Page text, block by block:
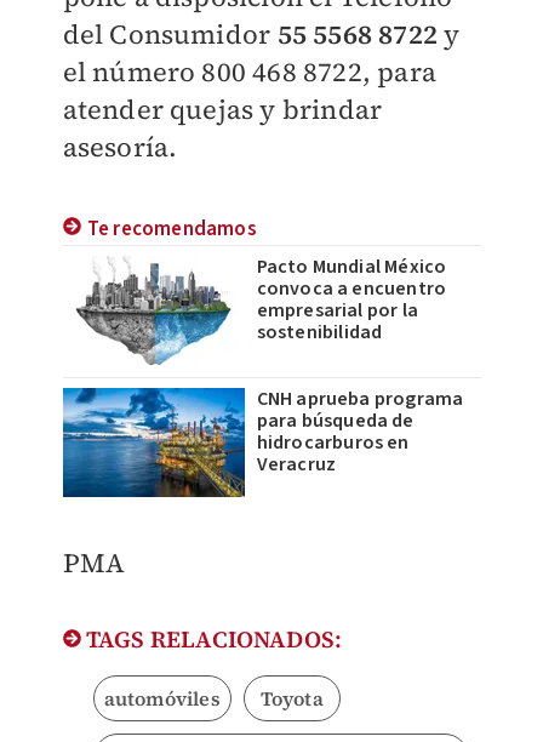
del Consumidor 55 5568 8722y
el número 800 468 8722, para
atender quejas y brindar
asesoría.
Te recomendamos
Pacto Mundial México
convoca a encuentro
empresarial por la
sostenibilidad
CNH aprueba programa
para búsqueda de
hidrocarburos en
Veracruz
PMA
TAGS RELACIONADOS:
automóviles Toyota